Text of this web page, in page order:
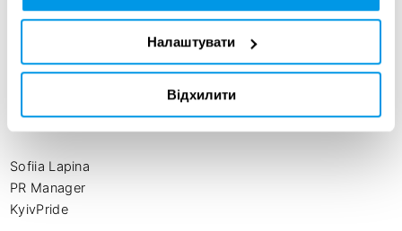
Налаштувати
Відхилити
Maksym Potapovych
Sofiia Lapina
PR Manager
KyivPride